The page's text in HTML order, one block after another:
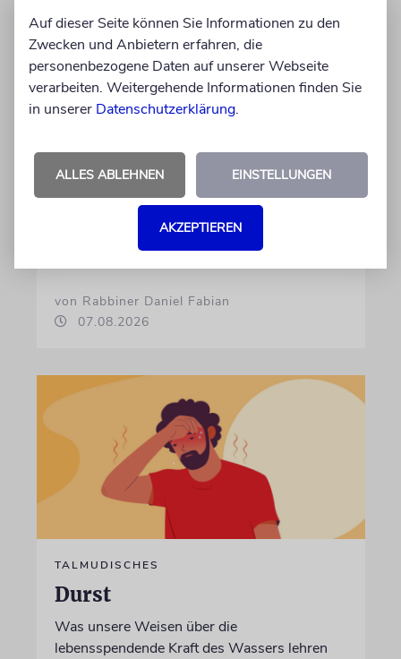
»DINA DE MALCHUTA DINA«
Gottes Gebot oder Staates
fromme Juden auch an das Gesetz ihres
Landes halten müssen. Doch was geschieht,
wenn dies mit den Pflichten der Religion
von Rabbiner Daniel Fabian
07.08.2026
TALMUDISCHES
Durst
Was unsere Weisen über die
lebensspendende Kraft des Wassers lehren
Auf dieser Seite können Sie Informationen zu den
Zwecken und Anbietern erfahren, die
personenbezogene Daten auf unserer Webseite
verarbeiten. Weitergehende Informationen finden Sie
in unserer Datenschutzerklärung.
ALLES ABLEHNEN EINSTELLUNGEN
AKZEPTIEREN